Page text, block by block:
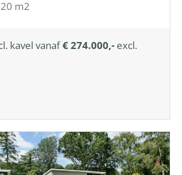
m2
kavel vanaf€ 274.000,- excl.